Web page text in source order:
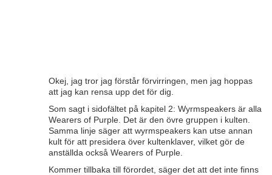
Okej, jag tror jag förstår förvirringen, men jag hoppas
att jag kan rensa upp det för dig.
Som sagt i sidofältet på kapitel 2: Wyrmspeakers är alla
Wearers of Purple. Det är den övre gruppen i kulten.
Samma linje säger att wyrmspeakers kan utse annan
kult för att presidera över kultenklaver, vilket gör de
anställda också Wearers of Purple.
Kommer tillbaka till förordet, säger det att det inte finns